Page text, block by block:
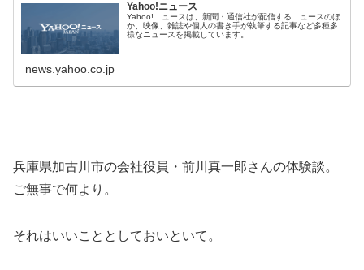
Yahoo!ニュース
Yahoo!ニュースは、新聞・通信社が配信するニュースのほ
か、映像、雑誌や個人の書き手が執筆する記事など多種多
様なニュースを掲載しています。
news.yahoo.co.jp
兵庫県加古川市の会社役員・前川真一郎さんの体験談。
ご無事で何より。
それはいいこととしておいといて。